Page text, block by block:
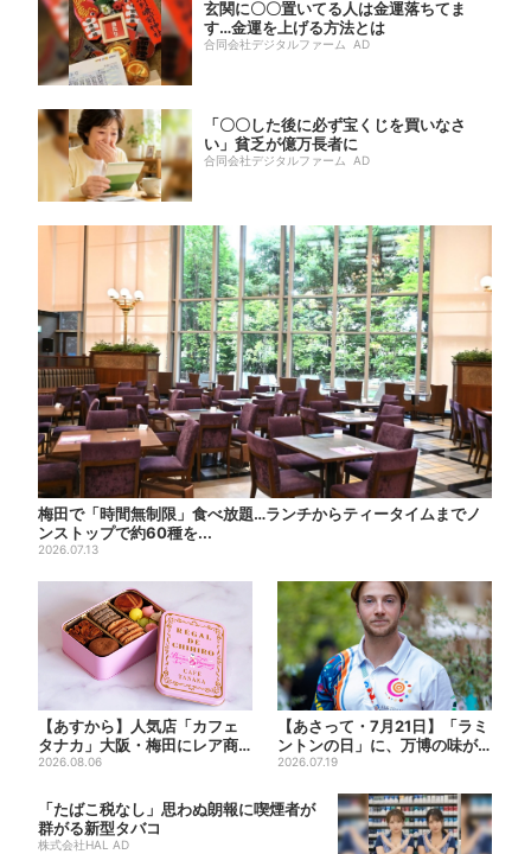
玄関に〇〇置いてる人は金運落ちてま
す…金運を上げる方法とは
合同会社デジタルファーム AD
「〇〇した後に必ず宝くじを買いなさ
い」貧乏が億万長者に
合同会社デジタルファーム AD
梅田で「時間無制限」食べ放題…ランチからティータイムまでノ
ンストップで約60種を...
2026.07.13
【あすから】人気店「カフェ
タナカ」大阪・梅田にレア商
品集結…本店人気パン＆限定
2026.08.06
【あさって・7月21日】「ラミ
ントンの日」に、万博の味が
大阪で復活…カフェで10...
2026.07.19
「たばこ税なし」思わぬ朗報に喫煙者が
群がる新型タバコ
株式会社HAL AD